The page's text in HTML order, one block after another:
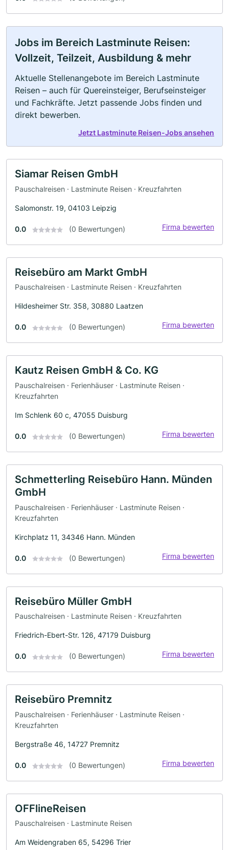
Jobs im Bereich Lastminute Reisen:
Vollzeit, Teilzeit, Ausbildung & mehr
Aktuelle Stellenangebote im Bereich Lastminute
Reisen – auch für Quereinsteiger, Berufseinsteiger
und Fachkräfte. Jetzt passende Jobs finden und
direkt bewerben.
Jetzt Lastminute Reisen-Jobs ansehen
Siamar Reisen GmbH
Pauschalreisen · Lastminute Reisen · Kreuzfahrten
Salomonstr. 19, 04103 Leipzig
0.0 (0 Bewertungen) Firma bewerten
Reisebüro am Markt GmbH
Pauschalreisen · Lastminute Reisen · Kreuzfahrten
Hildesheimer Str. 358, 30880 Laatzen
0.0 (0 Bewertungen) Firma bewerten
Kautz Reisen GmbH & Co. KG
Pauschalreisen · Ferienhäuser · Lastminute Reisen ·
Kreuzfahrten
Im Schlenk 60 c, 47055 Duisburg
0.0 (0 Bewertungen) Firma bewerten
Schmetterling Reisebüro Hann. Münden
GmbH
Pauschalreisen · Ferienhäuser · Lastminute Reisen ·
Kreuzfahrten
Kirchplatz 11, 34346 Hann. Münden
0.0 (0 Bewertungen) Firma bewerten
Reisebüro Müller GmbH
Pauschalreisen · Lastminute Reisen · Kreuzfahrten
Friedrich-Ebert-Str. 126, 47179 Duisburg
0.0 (0 Bewertungen) Firma bewerten
Reisebüro Premnitz
Pauschalreisen · Ferienhäuser · Lastminute Reisen ·
Kreuzfahrten
Bergstraße 46, 14727 Premnitz
0.0 (0 Bewertungen) Firma bewerten
OFFlineReisen
Pauschalreisen · Lastminute Reisen
Am Weidengraben 65, 54296 Trier